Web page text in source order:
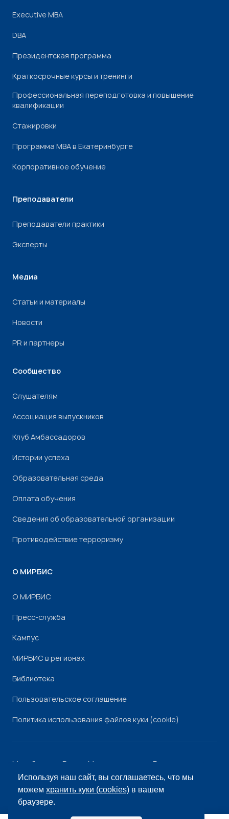
Используя наш сайт, вы соглашаетесь, что мы
можемхранить куки (cookies) в вашем
браузере.
Executive MBA
DBA
Президентская программа
Краткосрочные курсы и тренинги
Профессиональная переподготовка и повышение
квалификации
Стажировки
Программа МВА в Екатеринбурге
Корпоративное обучение
Преподаватели
Преподаватели практики
Эксперты
Медиа
Статьи и материалы
Новости
PR и партнеры
Сообщество
Слушателям
Ассоциация выпускников
Клуб Амбассадоров
Истории успеха
Образовательная среда
Оплата обучения
Сведения об образовательной организации
Противодействие терроризму
О МИРБИС
О МИРБИС
Пресс-служба
Кампус
МИРБИС в регионах
Библиотека
Пользовательское соглашение
Политика использования файлов куки (cookie)
Минобрнауки России Минпросвещения России
РоскомнадзорРособрнадзор
© «МИРБИС», 2026